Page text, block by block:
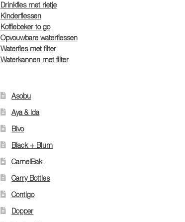
Drinkfles met rietje
Kinderflessen
Koffiebeker to go
Opvouwbare waterflessen
Waterfles met filter
Waterkannen met filter
Asobu
Aya & Ida
Bivo
Black + Blum
CamelBak
Carry Bottles
Contigo
Dopper